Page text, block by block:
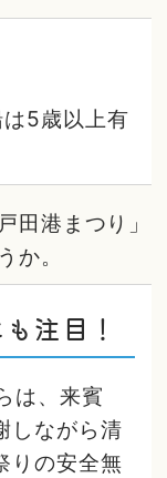
5歳以上有
田港まつり」
か。
注目！
は、来賓
しながら清
りの安全無